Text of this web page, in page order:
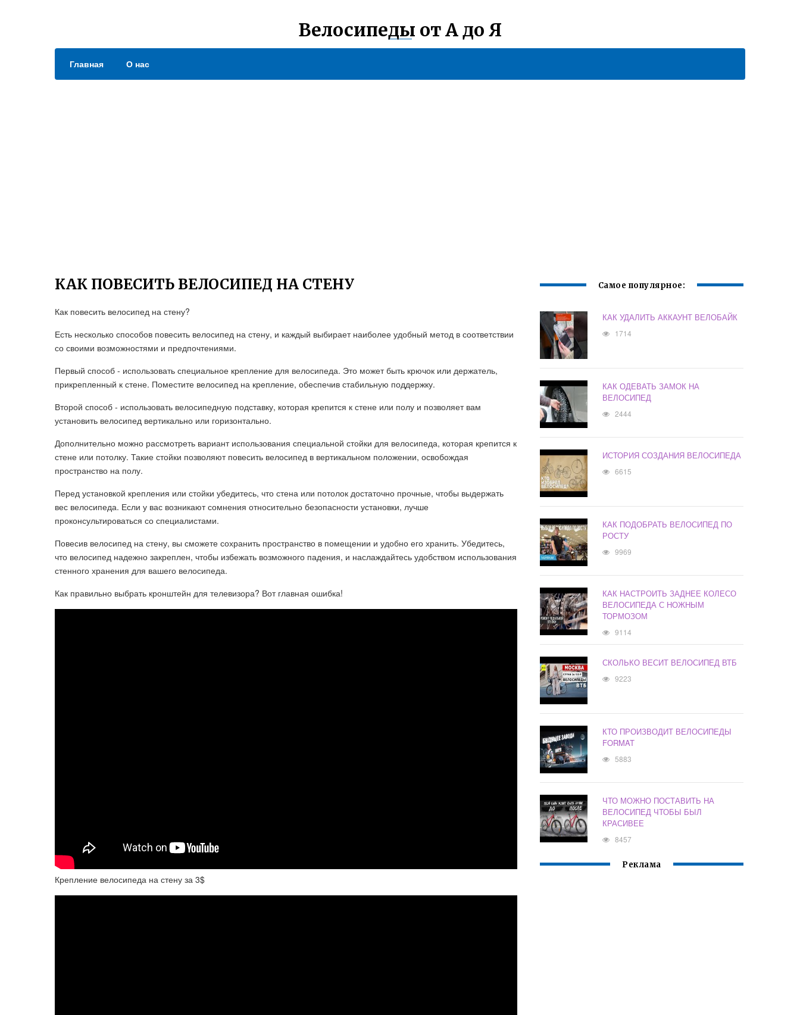
Велосипеды от А до Я
Главная О нас
КАК ПОВЕСИТЬ ВЕЛОСИПЕД НА СТЕНУ
Как повесить велосипед на стену?
Есть несколько способов повесить велосипед на стену, и каждый выбирает наиболее удобный метод в соответствии
со своими возможностями и предпочтениями.
Первый способ - использовать специальное крепление для велосипеда. Это может быть крючок или держатель,
прикрепленный к стене. Поместите велосипед на крепление, обеспечив стабильную поддержку.
Второй способ - использовать велосипедную подставку, которая крепится к стене или полу и позволяет вам
установить велосипед вертикально или горизонтально.
Дополнительно можно рассмотреть вариант использования специальной стойки для велосипеда, которая крепится к
стене или потолку. Такие стойки позволяют повесить велосипед в вертикальном положении, освобождая
пространство на полу.
Перед установкой крепления или стойки убедитесь, что стена или потолок достаточно прочные, чтобы выдержать
вес велосипеда. Если у вас возникают сомнения относительно безопасности установки, лучше
проконсультироваться со специалистами.
Повесив велосипед на стену, вы сможете сохранить пространство в помещении и удобно его хранить. Убедитесь,
что велосипед надежно закреплен, чтобы избежать возможного падения, и наслаждайтесь удобством использования
стенного хранения для вашего велосипеда.
Как правильно выбрать кронштейн для телевизора? Вот главная ошибка!
Крепление велосипеда на стену за 3$
Самое популярное:
КАК УДАЛИТЬ АККАУНТ ВЕЛОБАЙК
1714
КАК ОДЕВАТЬ ЗАМОК НА
ВЕЛОСИПЕД
2444
ИСТОРИЯ СОЗДАНИЯ ВЕЛОСИПЕДА
6615
КАК ПОДОБРАТЬ ВЕЛОСИПЕД ПО
РОСТУ
9969
КАК НАСТРОИТЬ ЗАДНЕЕ КОЛЕСО
ВЕЛОСИПЕДА С НОЖНЫМ
ТОРМОЗОМ
9114
СКОЛЬКО ВЕСИТ ВЕЛОСИПЕД ВТБ
9223
КТО ПРОИЗВОДИТ ВЕЛОСИПЕДЫ
FORMAT
5883
ЧТО МОЖНО ПОСТАВИТЬ НА
ВЕЛОСИПЕД ЧТОБЫ БЫЛ
КРАСИВЕЕ
8457
Реклама